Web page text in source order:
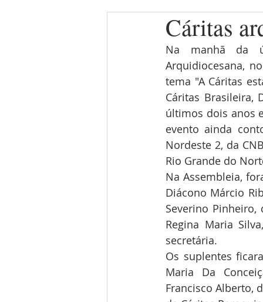
DIÁCONOSCáritas
Na manhã da
Arquidiocesana,
tema "A Cáritas
Cáritas Brasileira,
últimos dois anos
evento ainda
Nordeste 2, da
Rio Grande do
Na Assembleia,
Diácono Márcio
Severino
Regina Maria
secretária.
Os suplentes
Maria Da
Francisco Alberto,